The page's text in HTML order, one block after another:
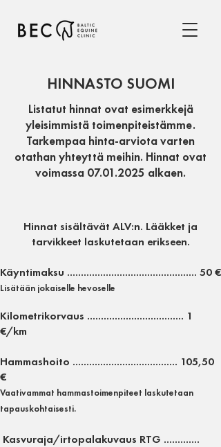
HINNASTO SUOMI
Listatut hinnat ovat esimerkkejä
yleisimmistä toimenpiteistämme.
Tarkempaa hinta-arviota varten
otathan yhteyttä meihin. Hinnat ovat
voimassa 07.01.2025 alkaen.
Hinnat sisältävät ALV:n. Lääkket ja
tarvikkeet laskutetaan erikseen.
Käyntimaksu ............................................... 50€
Lisätään jokaiselle hevoselle
Kilometrikorvaus ................................... 1
€/km
Hammashoito ...................................... 105,50
€
Vaativammat hammastoimenpiteet laskutetaan
tapauskohtaisesti.
Kasvuraja/irtopalakuvaus RTG .............